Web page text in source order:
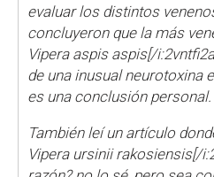
evaluar los distintos
concluyeron que la más
Vipera aspis aspis[/
de una inusual neurotoxina
es una conclusión personal.
También leí un artículo
Vipera ursinii rakosiensis[/